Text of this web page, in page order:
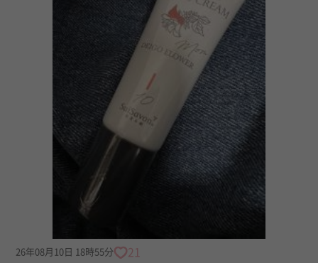
26年08月10日 18時55分 21